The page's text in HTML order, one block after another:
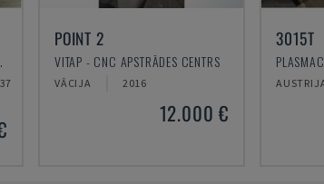
IEKĀRTA
POINT 2
VITAP - CNC APSTRĀDES CENTRS
VĀCIJA 2016
12.000 €
3015T